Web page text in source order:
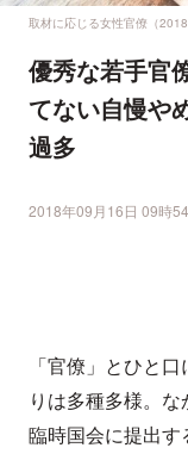
取材に応じる女性官僚（
優秀な若手官
てない自慢や
過多
2018年09月16日 09時
「官僚」とひと
りは多種多様。
臨時国会に提出